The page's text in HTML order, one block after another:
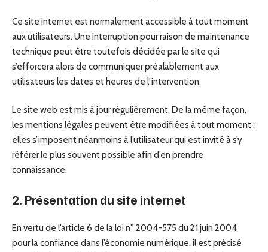
Ce site internet est normalement accessible à tout moment
aux utilisateurs. Une interruption pour raison de maintenance
technique peut être toutefois décidée par le site qui
s’efforcera alors de communiquer préalablement aux
utilisateurs les dates et heures de l’intervention.
Le site web est mis à jour régulièrement. De la même façon,
les mentions légales peuvent être modifiées à tout moment :
elles s’imposent néanmoins à l’utilisateur qui est invité à s’y
référer le plus souvent possible afin d’en prendre
connaissance.
2. Présentation du site internet
En vertu de l’article 6 de la loi n° 2004-575 du 21 juin 2004
pour la confiance dans l’économie numérique, il est précisé